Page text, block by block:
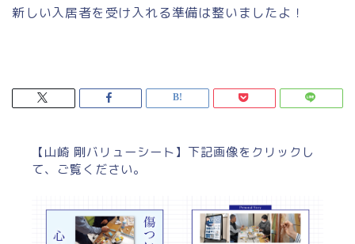
新しい入居者を受け入れる準備は整いましたよ！
【山崎 剛バリューシート】下記画像をクリックし
て、ご覧ください。